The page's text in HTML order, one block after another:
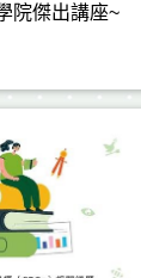
院傑出講座~